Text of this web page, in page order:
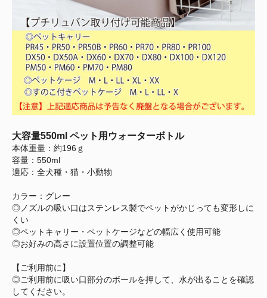
大容量550ml ペット用ウォーターボトル
本体重量：約196ｇ
容量：550ml
適応：全犬種・猫・小動物
カラー：グレー
◎ノズルの吸い口はステンレス製でペットがかじっても変形しに
くい
◎ペットキャリー・ペットケージなどの幅広く使用可能
◎お好みの高さに設置位置の調整可能
【ご利用前に】
◎ご利用前に吸い口部分のボールを押して、水が出ることを確認
してください。